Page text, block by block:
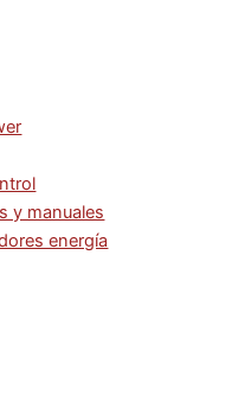
y manuales
energía